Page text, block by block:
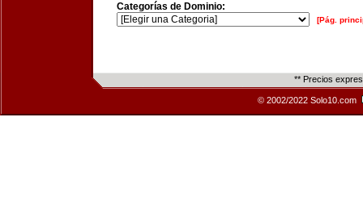
Categorías de Dominio:
[Pág.
** Precios
© 2002/2022 Solo10.com